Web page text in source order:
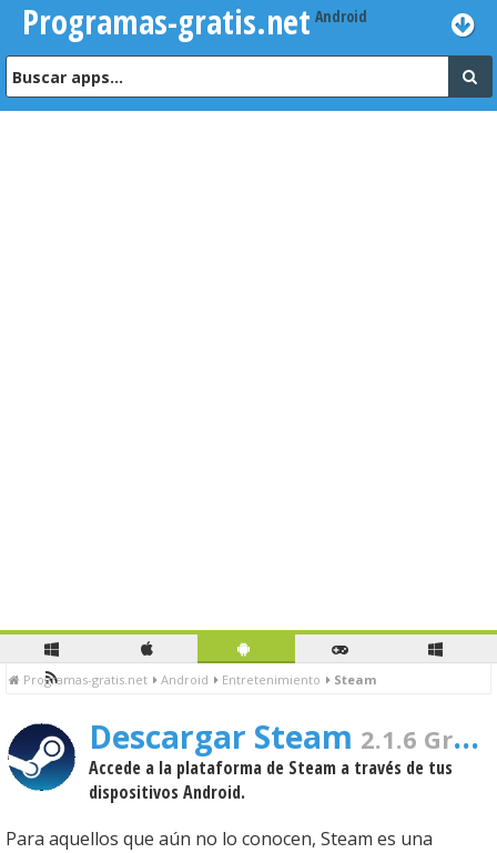
Programas-gratis.net
Programas-gratis.net Android Entretenimiento Steam
Descargar Steam 2.1.6 Gratis Para PC
Accede a la plataforma de Steam a través de tus
dispositivos Android.
Para aquellos que aún no lo conocen, Steam es una